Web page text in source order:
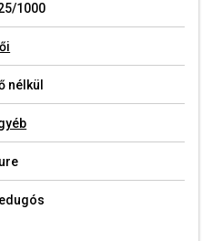
1000
nélkül